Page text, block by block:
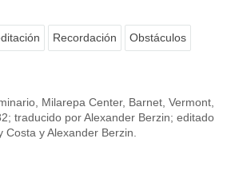
Recordación Obstáculos
Milarepa Center, Barnet, Vermont,
traducido por Alexander Berzin; editado
Costa y Alexander Berzin.